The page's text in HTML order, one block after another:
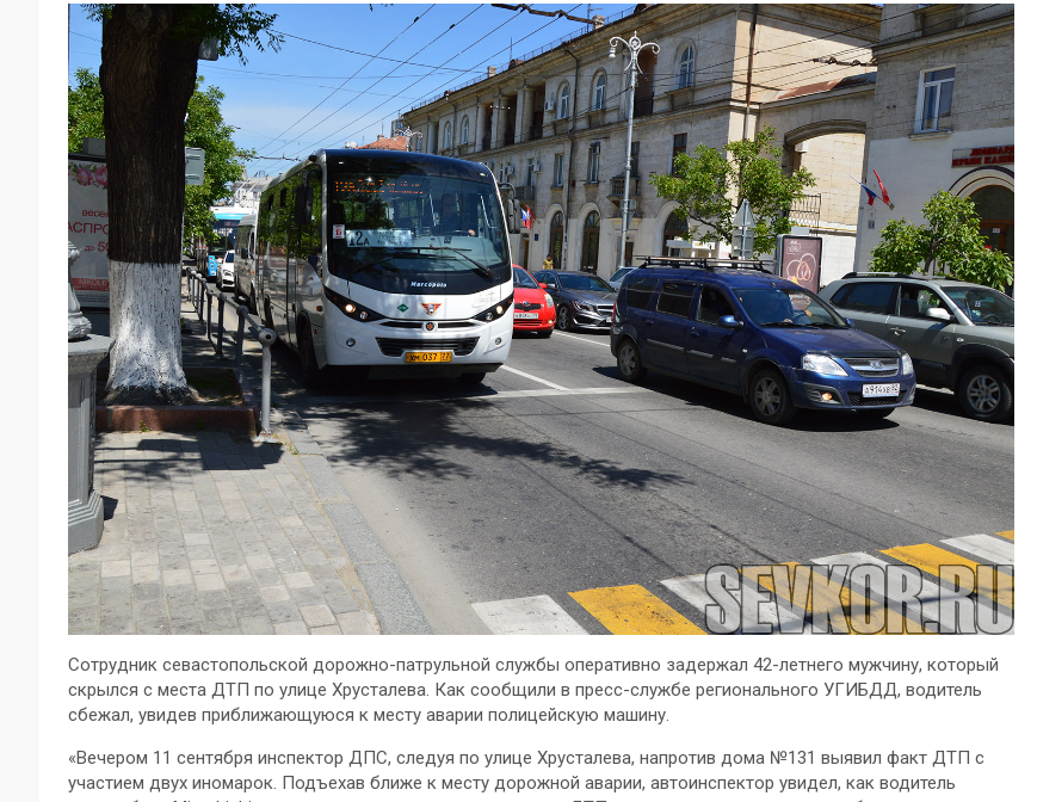
Сотрудник севастопольской дорожно-патрульной службы оперативно задержал 42-летнего мужчину, который
скрылся с места ДТП по улице Хрусталева. Как сообщили в пресс-службе регионального УГИБДД, водитель
сбежал, увидев приближающуюся к месту аварии полицейскую машину.
«Вечером 11 сентября инспектор ДПС, следуя по улице Хрусталева, напротив дома №131 выявил факт ДТП с
участием двух иномарок. Подъехав ближе к месту дорожной аварии, автоинспектор увидел, как водитель